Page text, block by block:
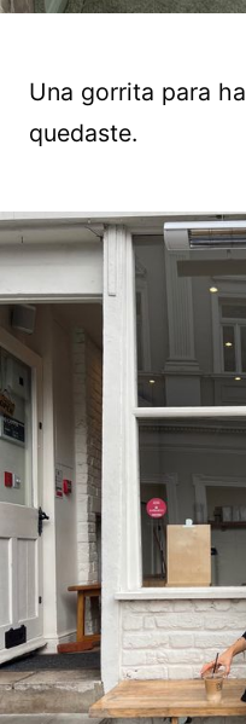
Una gorrita para
quedaste.